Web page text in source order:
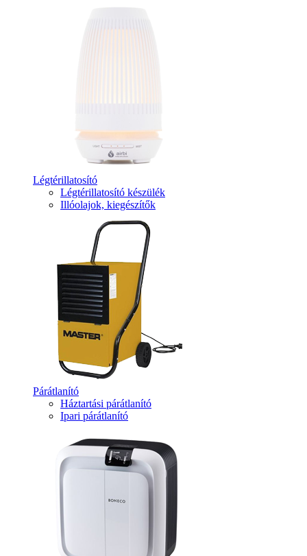
Légtérillatosító
Légtérillatosító készülék
Illóolajok, kiegészítők
Párátlanító
Háztartási párátlanító
Ipari párátlanító